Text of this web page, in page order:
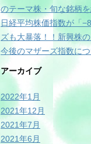
のテーマ株・旬な銘柄を
日経平均株価指数が「
ズも大暴落！！新興株
今後のマザーズ指数につ
アーカイブ
2022年1月
2021年12月
2021年7月
2021年6月